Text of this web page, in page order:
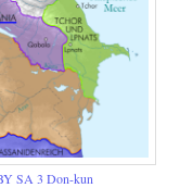
SA 3 Don-kun